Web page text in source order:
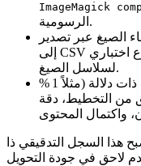
ImageMagick
الرسومية.
الصيغ عبر تصدير
إلى CSV وإعادة استيراده، ثم حساب مجموع اختباري
لسلاسل الصيغ.
– عيّن عينة إحصائية ذات دلالة (مثلاً 1 %
من التخطيط، دقة
هذا السجل التدقيقي ذا